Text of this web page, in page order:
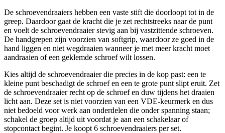
De schroevendraaiers hebben een vaste stift die doorloopt tot in de
greep. Daardoor gaat de kracht die je zet rechtstreeks naar de punt
en voelt de schroevendraaier stevig aan bij vastzittende schroeven.
De handgrepen zijn voorzien van softgrip, waardoor ze goed in de
hand liggen en niet wegdraaien wanneer je met meer kracht moet
aandraaien of een geklemde schroef wilt lossen.
Kies altijd de schroevendraaier die precies in de kop past: een te
kleine punt beschadigt de schroef en een te grote punt slipt eruit. Zet
de schroevendraaier recht op de schroef en duw tijdens het draaien
licht aan. Deze set is niet voorzien van een VDE-keurmerk en dus
niet bedoeld voor werk aan onderdelen die onder spanning staan;
schakel de groep altijd uit voordat je aan een schakelaar of
stopcontact begint. Je koopt 6 schroevendraaiers per set.